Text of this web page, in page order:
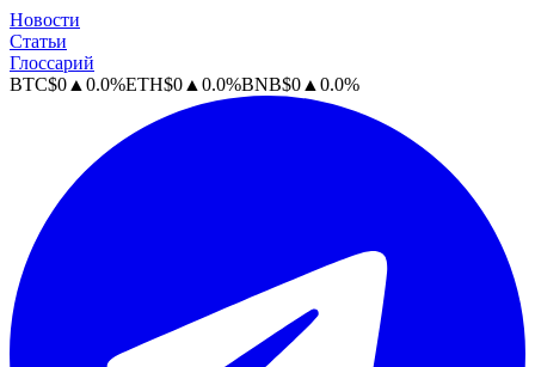
Новости
Статьи
Глоссарий
BTC$0 ▲ 0.0%ETH$0 ▲ 0.0%BNB$0 ▲ 0.0%